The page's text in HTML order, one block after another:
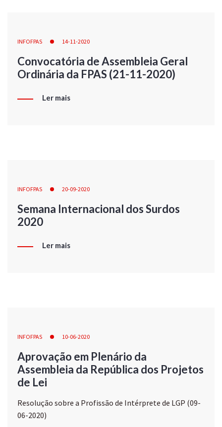
INFOFPAS 14-11-2020
Convocatória de Assembleia Geral
Ordinária da FPAS (21-11-2020)
Ler mais
INFOFPAS 20-09-2020
Semana Internacional dos Surdos
2020
Ler mais
INFOFPAS 10-06-2020
Aprovação em Plenário da
Assembleia da República dos Projetos
de Lei
Resolução sobre a Profissão de Intérprete de LGP (09-
06-2020)